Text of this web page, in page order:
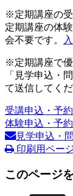
※定期講座の受
定期講座の体
会不要です。
※定期講座で優
「見学申込・
て送信してくだ
受講申込・予約
体験申込・予約
見学申込・
印刷用ペー
このページ